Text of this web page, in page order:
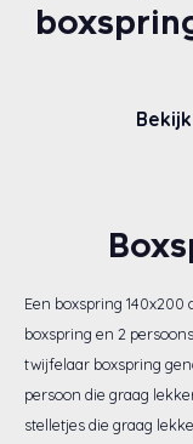
Een boxspring 140x200
boxspring en 2
twijfelaar boxspring
persoon die graag
stelletjes die graag